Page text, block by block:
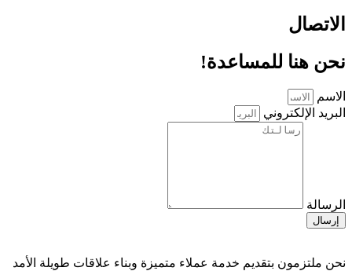
الاتصال
نحن هنا للمساعدة!
الاسم
البريد الإلكتروني
الرسالة
إرسال
نحن ملتزمون بتقديم خدمة عملاء متميزة وبناء علاقات طويلة الأمد